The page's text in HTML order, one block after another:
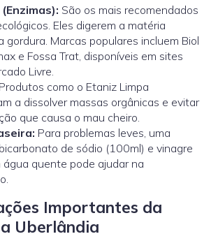
São os mais recomendados
Eles digerem a matéria
gordura. Marcas populares incluem Biol
e Fossa Trat, disponíveis em sites
Livre.
Produtos como o Etaniz Limpa
a dissolver massas orgânicas e evitar
que causa o mau cheiro.
Para problemas leves, uma
de sódio (100ml) e vinagre
água quente pode ajudar na
Importantes da
Uberlândia